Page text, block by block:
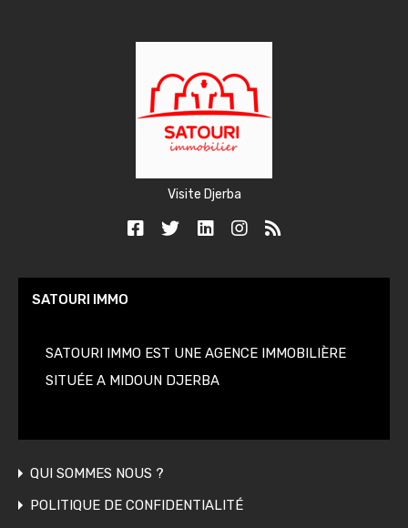
Visite Djerba
SATOURI IMMO
SATOURI IMMO EST UNE AGENCE IMMOBILIÈRE
SITUÉE A MIDOUN DJERBA
QUI SOMMES NOUS ?
POLITIQUE DE CONFIDENTIALITÉ